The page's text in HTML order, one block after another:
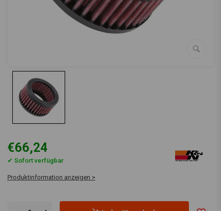
€66,24
✔ Sofort verfügbar
Produktinformation anzeigen >